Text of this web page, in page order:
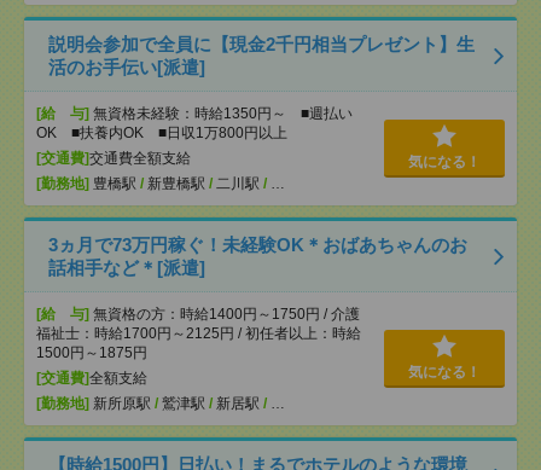
説明会参加で全員に【現金2千円相当プレゼント】生
活のお手伝い[派遣]
[給 与] 無資格未経験：時給1350円～ ■週払い
OK ■扶養内OK ■日収1万800円以上
[交通費]交通費全額支給
[勤務地] 豊橋駅 / 新豊橋駅 / 二川駅 / …
気になる！
3ヵ月で73万円稼ぐ！未経験OK＊おばあちゃんのお
話相手など＊[派遣]
[給 与] 無資格の方：時給1400円～1750円 / 介護
福祉士：時給1700円～2125円 / 初任者以上：時給
1500円～1875円
[交通費]全額支給
[勤務地] 新所原駅 / 鷲津駅 / 新居駅 / …
気になる！
【時給1500円】日払い！まるでホテルのような環境